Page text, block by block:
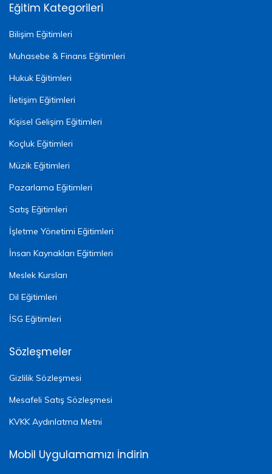
Eğitim Kategorileri
Bilişim Eğitimleri
Muhasebe & Finans Eğitimleri
Hukuk Eğitimleri
İletişim Eğitimleri
Kişisel Gelişim Eğitimleri
Koçluk Eğitimleri
Müzik Eğitimleri
Pazarlama Eğitimleri
Satış Eğitimleri
İşletme Yönetimi Eğitimleri
İnsan Kaynakları Eğitimleri
Meslek Kursları
Dil Eğitimleri
İSG Eğitimleri
Sözleşmeler
Gizlilik Sözleşmesi
Mesafeli Satış Sözleşmesi
KVKK Aydınlatma Metni
Mobil Uygulamamızı İndirin